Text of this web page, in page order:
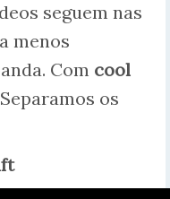
seguem nas
menos
Com cool
os